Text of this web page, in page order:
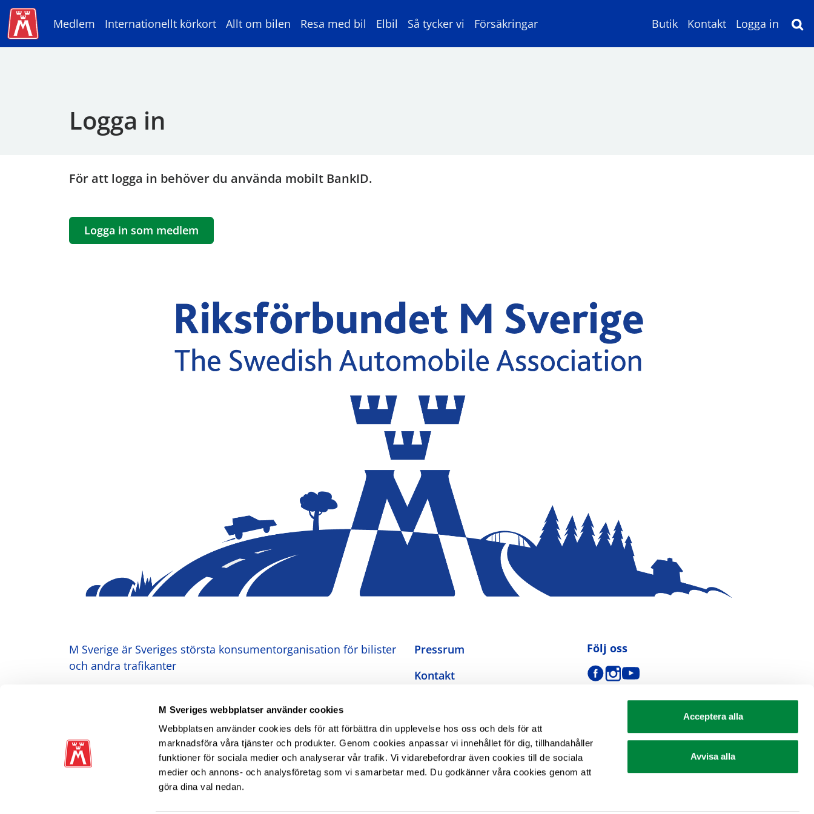
M Sveriges webbplatser använder cookies
Webbplatsen använder cookies dels för att förbättra din upplevelse hos oss och dels för att
marknadsföra våra tjänster och produkter. Genom cookies anpassar vi innehållet för dig, tillhandahåller
funktioner för sociala medier och analyserar vår trafik. Vi vidarebefordrar även cookies till de sociala
medier och annons- och analysföretag som vi samarbetar med. Du godkänner våra cookies genom att
göra dina val nedan.
Acceptera alla
Avvisa alla
Medlem Internationellt körkort Allt om bilen Resa med bil Elbil Så tycker vi Försäkringar Butik Kontakt Logga in
Logga in
För att logga in behöver du använda mobilt BankID.
Logga in som medlem
M Sverige är Sveriges största konsumentorganisation för bilister
och andra trafikanter
Pressrum
Kontakt
Integritetspolicy
Inställningar för cookies
Tillgänglighetsredogörelse
Följ oss